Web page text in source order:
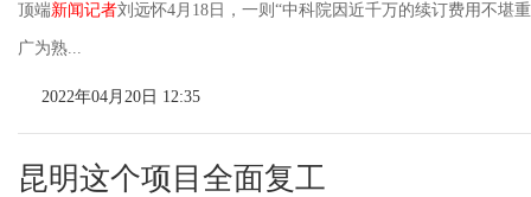
顶端新闻记者刘远怀4月18日，一则“中科院因近千万的续订费用不堪
广为熟...
2022年04月20日 12:35
昆明这个项目全面复工